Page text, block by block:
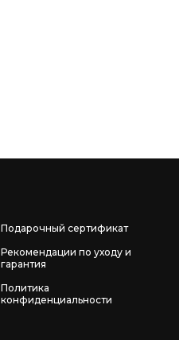
Подарочный сертификат
Рекомендации по уходу и
гарантия
Политика
конфиденциальности